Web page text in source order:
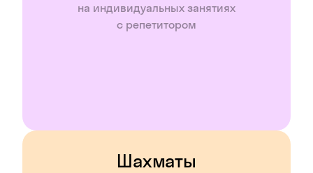
на индивидуальных занятиях
с репетитором
Шахматы